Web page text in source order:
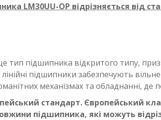
LM30UU-OP відрізняється від
тип підшипника відкритого типу,
підшипники забезпечують
механізмах та обладнанні, де
стандарт. Європейський
підшипника, які можуть